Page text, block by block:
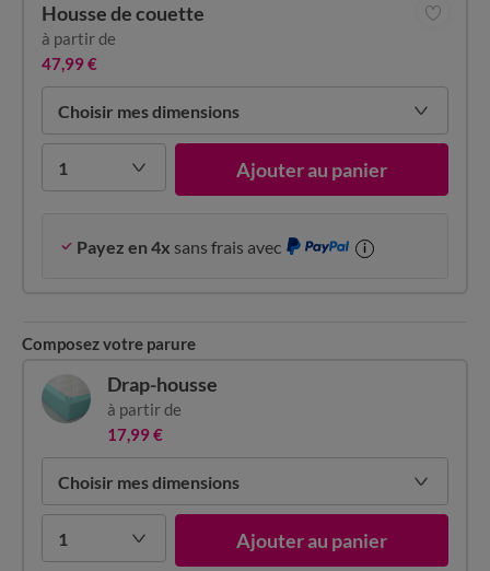
Choisir mes dimensions
1 Ajouter au panier
Payez en 4x sans frais avec i
Housse de couette
à partir de
47,99 €
Composez votre parure
Choisir mes dimensions
1 Ajouter au panier
Drap-housse
à partir de
17,99 €